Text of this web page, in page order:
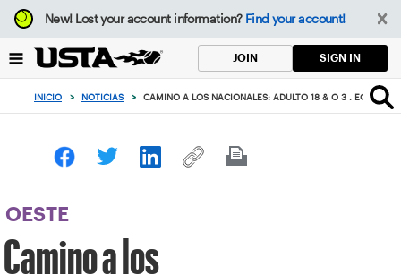
Enfoque
desde
botón
volver
principio
New!Lost your account information? Find your account!
JOIN SIGN IN
INICIO > NOTICIAS > CAMINO A LOS NACIONALES: ADULTO 18 & O 3 . EQUIPO 5
OESTE
Camino a los